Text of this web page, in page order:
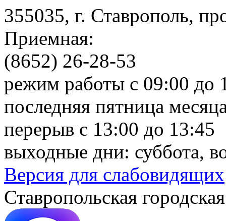
355035, г. Ставрополь,
Приемная:
(8652) 26-28-53
режим работы с 09:00 до
последняя пятница
перерыв с 13:00 до 13:45
выходные дни: суббота,
Версия для слабовидящих
Ставропольская